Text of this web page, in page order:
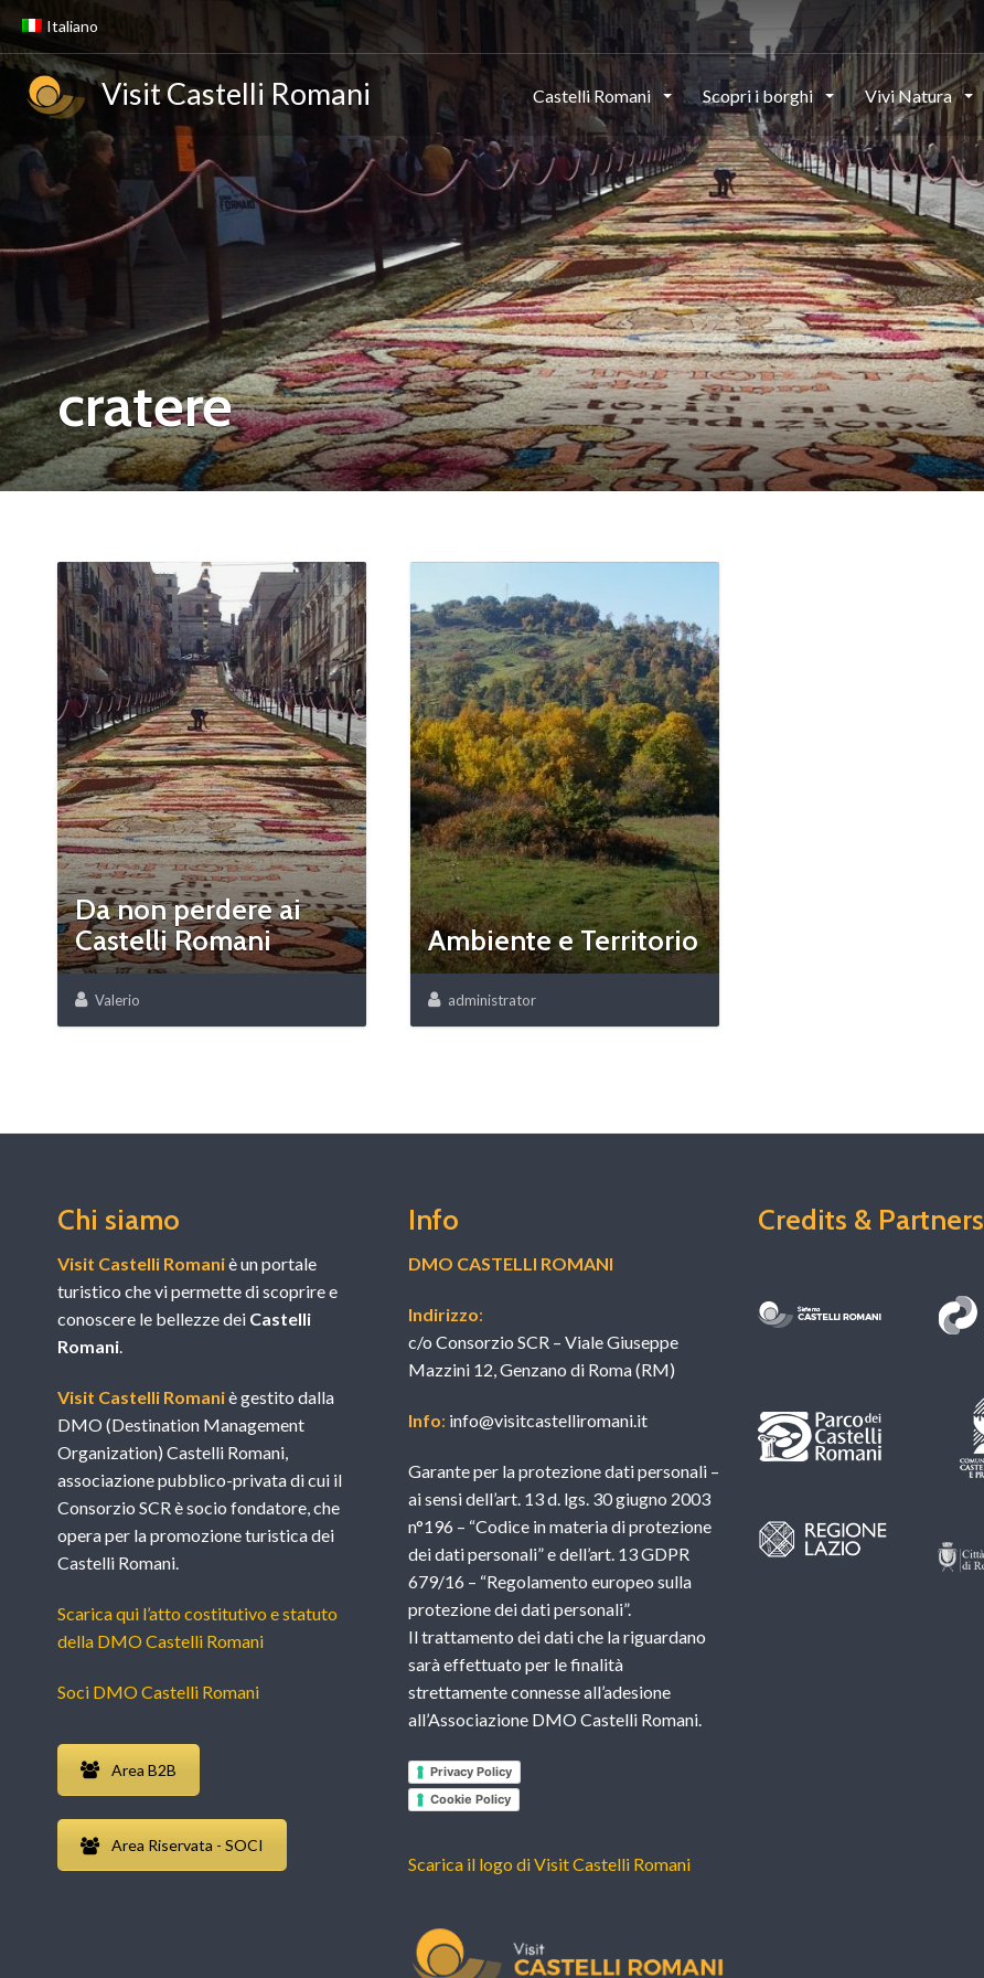
Italiano
Visit Castelli Romani Castelli Romani Scopri i borghi Vivi Natura
cratere
Da non perdere ai
Castelli Romani
Valerio
Ambiente e Territorio
administrator
Chi siamo
Visit Castelli Romaniè un portale
turistico che vi permette di scoprire e
conoscere le bellezze dei Castelli
Romani.
Visit Castelli Romaniè gestito dalla
DMO (Destination Management
Organization) Castelli Romani,
associazione pubblico-privata di cui il
Consorzio SCR è socio fondatore, che
opera per la promozione turistica dei
Castelli Romani.
Scarica qui l’atto costitutivo e statuto
della DMO Castelli Romani
Soci DMO Castelli Romani
Area B2B
Area Riservata - SOCI
Info
DMO CASTELLI ROMANI
Indirizzo:
c/o Consorzio SCR – Viale Giuseppe
Mazzini 12, Genzano di Roma (RM)
Info: info@visitcastelliromani.it
Garante per la protezione dati personali –
ai sensi dell’art. 13 d. lgs. 30 giugno 2003
n°196 – “Codice in materia di protezione
dei dati personali” e dell’art. 13 GDPR
679/16 – “Regolamento europeo sulla
protezione dei dati personali”.
Il trattamento dei dati che la riguardano
sarà effettuato per le finalità
strettamente connesse all’adesione
all’Associazione DMO Castelli Romani.
Privacy Policy
Cookie Policy
Scarica il logo di Visit Castelli Romani
Credits & Partners